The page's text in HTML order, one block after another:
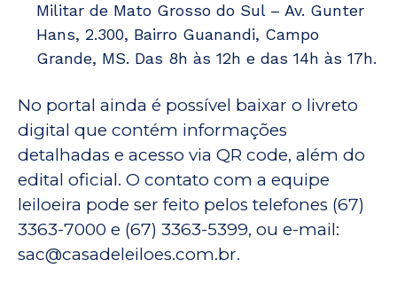
Militar de Mato Grosso do Sul – Av. Gunter
Hans, 2.300, Bairro Guanandi, Campo
Grande, MS. Das 8h às 12h e das 14h às 17h.
No portal ainda é possível baixar o livreto
digital que contém informações
detalhadas e acesso via QR code, além do
edital oficial. O contato com a equipe
leiloeira pode ser feito pelos telefones (67)
3363-7000 e (67) 3363-5399, ou e-mail:
sac@casadeleiloes.com.br.